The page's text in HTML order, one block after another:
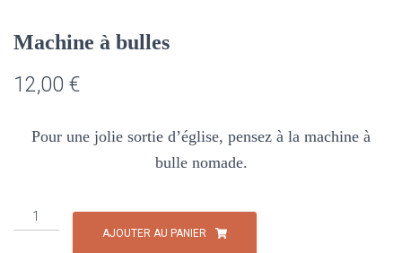
Machine à bulles
12,00 €
Pour une jolie sortie d’église, pensez à la machine à
bulle nomade.
quantité
de
AJOUTER AU PANIER